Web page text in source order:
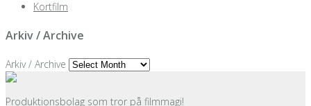
Kortfilm
Arkiv / Archive
Arkiv / Archive
Produktionsbolag som tror på filmmagi!